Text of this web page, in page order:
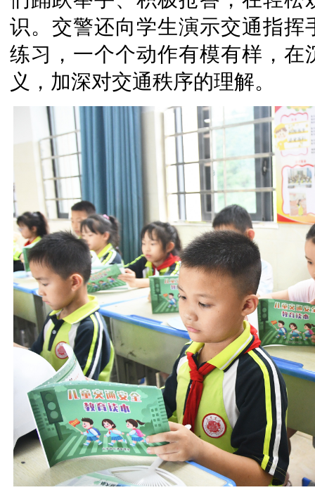
识。交警还向学生演示交通指
练习，一个个动作有模有样，
义，加深对交通秩序的理解。